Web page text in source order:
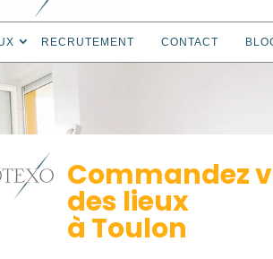
RECRUTEMENT CONTACT
Commandez
des lieux
à Toulon